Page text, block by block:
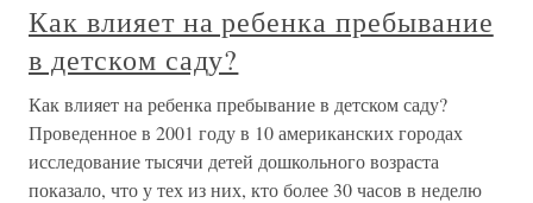
Как влияет на ребенка пребывание
в детском саду?
Как влияет на ребенка пребывание в детском саду?
Проведенное в 2001 году в 10 американских городах
исследование тысячи детей дошкольного возраста
показало, что у тех из них, кто более 30 часов в неделю